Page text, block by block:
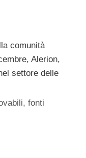
comunità
Alerion,
settore delle
,fonti